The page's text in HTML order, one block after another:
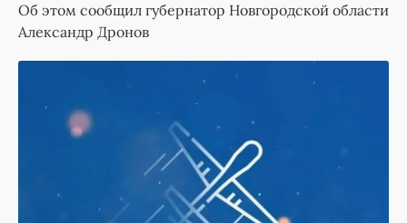
Об этом сообщил губернатор Новгородской области
Александр Дронов